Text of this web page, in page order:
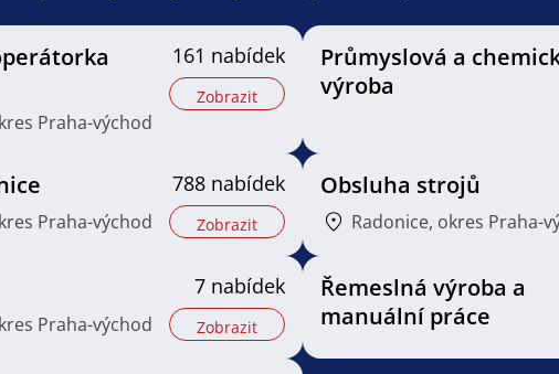
Praha-východ
161 nabídek
Zobrazit
Průmyslová a
výroba
Praha-východ
788 nabídek
Zobrazit
Obsluha strojů
Radonice, okres Praha-
Praha-východ
7 nabídek
Zobrazit
Řemeslná výroba a
manuální práce